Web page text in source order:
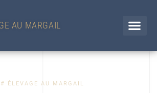
AU MARGAIL
# ÉLEVAGE AU MARGAIL